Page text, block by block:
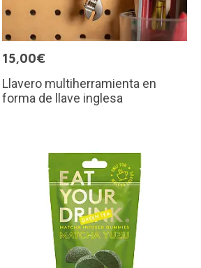
15,00€
Llavero multiherramienta en
forma de llave inglesa